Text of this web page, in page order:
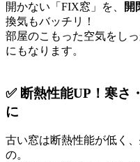
開かない「FIX窓」を、 開
換気もバッチリ！
部屋のこもった空気をしっ
にもなります。
✅ 断熱性能UP！寒さ
に
古い窓は断熱性能が低く、
の。